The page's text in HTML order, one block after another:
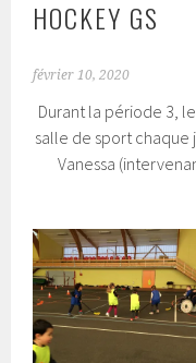
HOCKEY GS
février 10, 2020
Durant la période 3,
salle de sport
Vanessa